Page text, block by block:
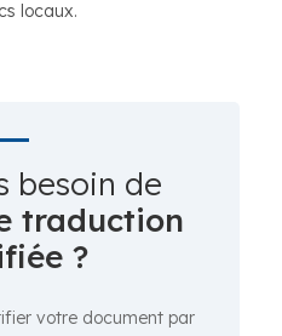
locaux.
besoin de
traduction
?
votre document par